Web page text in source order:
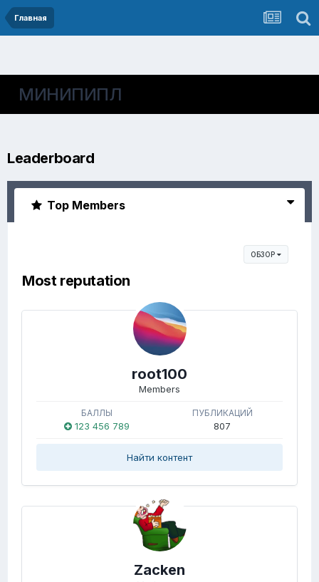
Главная
МИНИПИПЛ
Leaderboard
Top Members
ОБЗОР
Most reputation
root100
Members
БАЛЛЫ
123 456 789
ПУБЛИКАЦИЙ
807
Найти контент
Zacken